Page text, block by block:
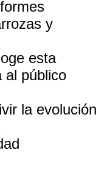
y
esta
al público
la evolución